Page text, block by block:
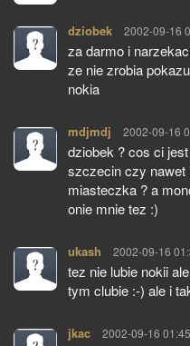
dziobek pisze:
2002-09-16
za darmo i
ze nie zrobia
nokia
mdjmdj pisze:
2002-09-16
dziobek ? cos ci
szczecin czy nawet
miasteczka ? a
onie mnie tez :)
ukash pisze:
2002-09-16
tez nie lubie nokii
tym clubie :-) ale i
jkac pisze:
2002-09-16 01:45